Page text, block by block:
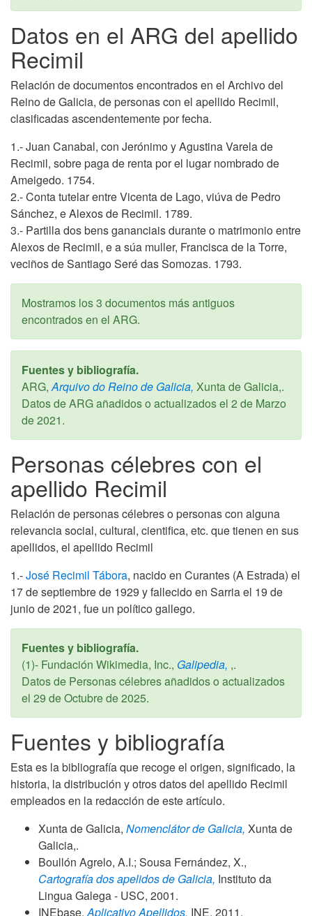
Datos en el ARG del apellido
Recimil
Relación de documentos encontrados en el Archivo del
Reino de Galicia, de personas con el apellido Recimil,
clasificadas ascendentemente por fecha.
1.- Juan Canabal, con Jerónimo y Agustina Varela de
Recimil, sobre paga de renta por el lugar nombrado de
Ameigedo. 1754.
2.- Conta tutelar entre Vicenta de Lago, viúva de Pedro
Sánchez, e Alexos de Recimil. 1789.
3.- Partilla dos bens gananciais durante o matrimonio entre
Alexos de Recimil, e a súa muller, Francisca de la Torre,
veciños de Santiago Seré das Somozas. 1793.
Mostramos los 3 documentos más antiguos
encontrados en el ARG.
Fuentes y bibliografía.
ARG, Arquivo do Reino de Galicia, Xunta de Galicia,.
Datos de ARG añadidos o actualizados el 2 de Marzo
de 2021.
Personas célebres con el
apellido Recimil
Relación de personas célebres o personas con alguna
relevancia social, cultural, cientifica, etc. que tienen en sus
apellidos, el apellido Recimil
1.-José Recimil Tábora, nacido en Curantes (A Estrada) el
17 de septiembre de 1929 y fallecido en Sarria el 19 de
junio de 2021, fue un político gallego.
Fuentes y bibliografía.
(1)- Fundación Wikimedia, Inc., Galipedia, ,.
Datos de Personas célebres añadidos o actualizados
el 29 de Octubre de 2025.
Fuentes y bibliografía
Esta es la bibliografía que recoge el origen, significado, la
historia, la distribución y otros datos del apellido Recimil
empleados en la redacción de este artículo.
Xunta de Galicia, Nomenclátor de Galicia, Xunta de
Galicia,.
Boullón Agrelo, A.I.; Sousa Fernández, X.,
Cartografía dos apelidos de Galicia, Instituto da
Lingua Galega - USC, 2001.
INEbase, Aplicativo Apellidos, INE, 2011.